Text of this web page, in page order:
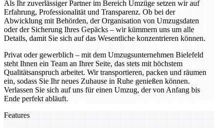
Als Ihr zuverlässiger Partner im Bereich Umzüge setzen wir auf
Erfahrung, Professionalität und Transparenz. Ob bei der
Abwicklung mit Behörden, der Organisation von Umzugsdaten
oder der Sicherung Ihres Gepäcks – wir kümmern uns um alle
Details, damit Sie sich auf das Wesentliche konzentrieren können.
Privat oder gewerblich – mit dem Umzugsunternehmen Bielefeld
steht Ihnen ein Team an Ihrer Seite, das stets mit höchstem
Qualitätsanspruch arbeitet. Wir transportieren, packen und räumen
ein, sodass Sie Ihr neues Zuhause in Ruhe genießen können.
Verlassen Sie sich auf uns für einen Umzug, der von Anfang bis
Ende perfekt abläuft.
Features